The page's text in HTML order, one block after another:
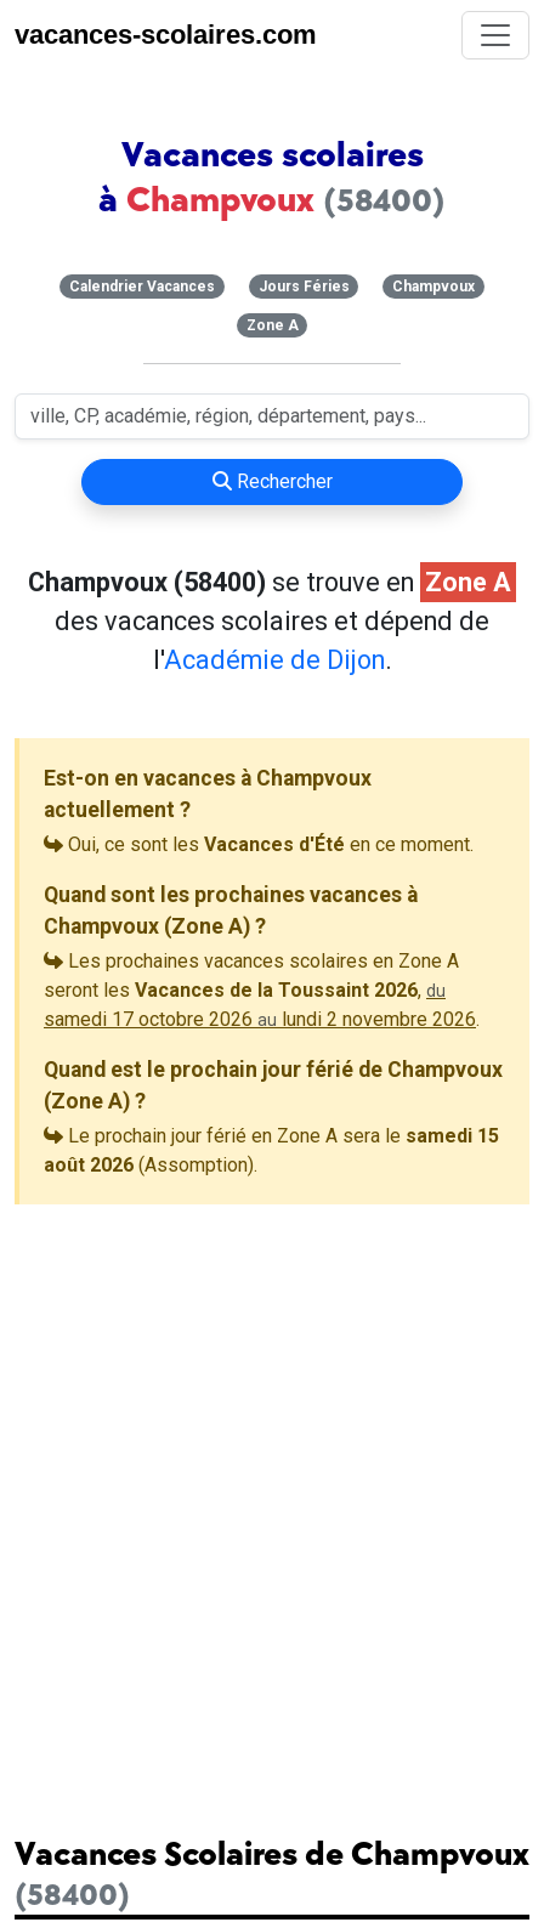
vacances-scolaires.com
Vacances scolaires
à Champvoux (58400)
Calendrier Vacances Jours Féries Champvoux
Zone A
Rechercher
Champvoux (58400) se trouve en Zone A
des vacances scolaires et dépend de
l'Académie de Dijon.
Est-on en vacances à Champvoux
actuellement ?
Oui, ce sont les Vacances d'Été en ce moment.
Quand sont les prochaines vacances à
Champvoux (Zone A) ?
Les prochaines vacances scolaires en Zone A
seront les Vacances de la Toussaint 2026, du
samedi 17 octobre 2026 au lundi 2 novembre 2026.
Quand est le prochain jour férié de Champvoux
(Zone A) ?
Le prochain jour férié en Zone A sera le samedi 15
août 2026 (Assomption).
Vacances Scolaires de Champvoux
(58400)